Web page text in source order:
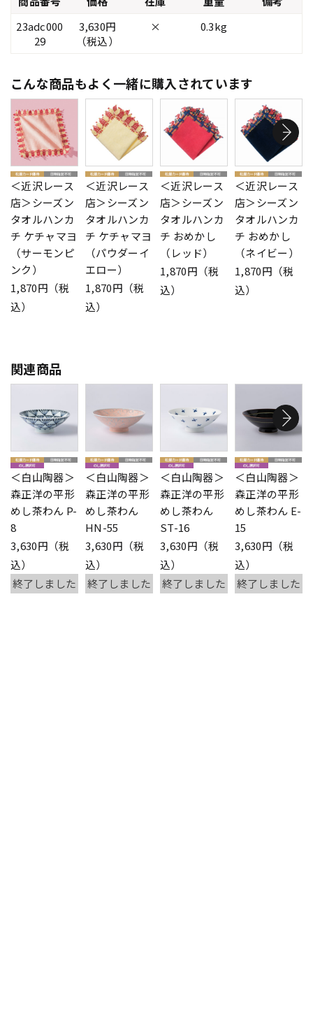
23adc000
29
3,630円
（税込）
× 0.3kg
こんな商品もよく一緒に購入されています
＜近沢レース
店＞シーズン
タオルハンカ
チ ケチャマヨ
（サーモンピ
ンク）
1,870円（税
込）
＜近沢レース
店＞シーズン
タオルハンカ
チ ケチャマヨ
（パウダーイ
エロー）
1,870円（税
込）
＜近沢レース
店＞シーズン
タオルハンカ
チ おめかし
（レッド）
1,870円（税
込）
＜近沢レース
店＞シーズン
タオルハンカ
チ おめかし
（ネイビー）
1,870円（税
込）
関連商品
＜白山陶器＞
森正洋の平形
めし茶わん P-
8
3,630円（税
込）
終了しました
＜白山陶器＞
森正洋の平形
めし茶わん
HN-55
3,630円（税
込）
終了しました
＜白山陶器＞
森正洋の平形
めし茶わん
ST-16
3,630円（税
込）
終了しました
＜白山陶器＞
森正洋の平形
めし茶わん E-
15
3,630円（税
込）
終了しました